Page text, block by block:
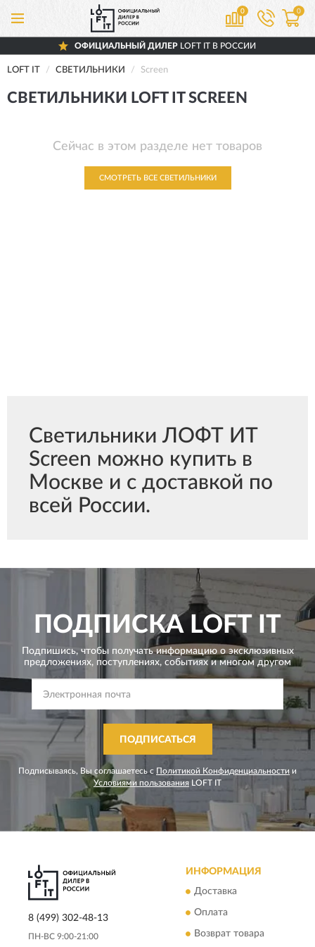
0 0
ОФИЦИАЛЬНЫЙ ДИЛЕРLOFT IT В РОССИИ
LOFT IT СВЕТИЛЬНИКИ Screen
СВЕТИЛЬНИКИ LOFT IT SCREEN
Сейчас в этом разделе нет товаров
СМОТРЕТЬ ВСЕ СВЕТИЛЬНИКИ
Светильники ЛОФТ ИТ
Screen можно купить в
Москве и с доставкой по
всей России.
ПОДПИСКА LOFT IT
Подпишись, чтобы получать информацию о эксклюзивных
предложениях, поступлениях, событиях и многом другом
ПОДПИСАТЬСЯ
Подписываясь, Вы соглашаетесь с Политикой Конфиденциальности и
Условиями пользования LOFT IT
8 (499) 302-48-13
ПН-ВС 9:00-21:00
ИНФОРМАЦИЯ
Доставка
Оплата
Возврат товара